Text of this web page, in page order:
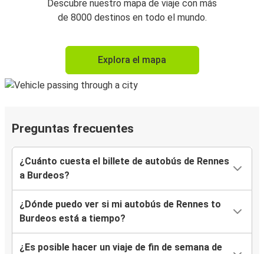
Descubre nuestro mapa de viaje con más
de 8000 destinos en todo el mundo.
Explora el mapa
Preguntas frecuentes
¿Cuánto cuesta el billete de autobús de Rennes
a Burdeos?
¿Dónde puedo ver si mi autobús de Rennes to
Burdeos está a tiempo?
¿Es posible hacer un viaje de fin de semana de